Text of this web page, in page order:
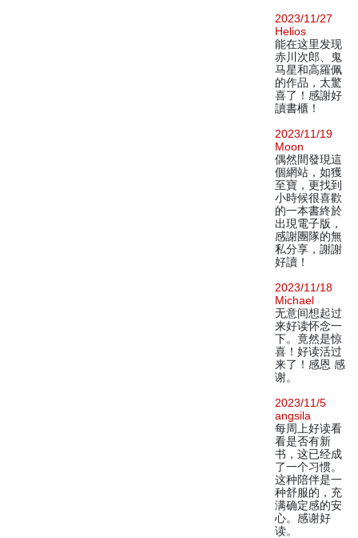
2023/11/27
Helios
能在这里发现
赤川次郎、鬼
马星和高羅佩
的作品，太驚
喜了！感謝好
讀書櫃！
2023/11/19
Moon
偶然間發現這
個網站，如獲
至寶，更找到
小時候很喜歡
的一本書終於
出現電子版，
感謝團隊的無
私分享，謝謝
好讀！
2023/11/18
Michael
无意间想起过
来好读怀念一
下。竟然是惊
喜！好读活过
来了！感恩 感
谢。
2023/11/5
angsila
每周上好读看
看是否有新
书，这已经成
了一个习惯。
这种陪伴是一
种舒服的，充
满确定感的安
心。感谢好
读。